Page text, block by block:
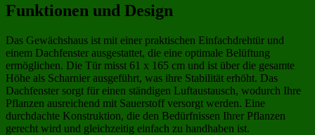
Funktionen und Design
Das Gewächshaus ist mit einer praktischen Einfachdrehtür und
einem Dachfenster ausgestattet, die eine optimale Belüftung
ermöglichen. Die Tür misst 61 x 165 cm und ist über die gesamte
Höhe als Scharnier ausgeführt, was ihre Stabilität erhöht. Das
Dachfenster sorgt für einen ständigen Luftaustausch, wodurch Ihre
Pflanzen ausreichend mit Sauerstoff versorgt werden. Eine
durchdachte Konstruktion, die den Bedürfnissen Ihrer Pflanzen
gerecht wird und gleichzeitig einfach zu handhaben ist.